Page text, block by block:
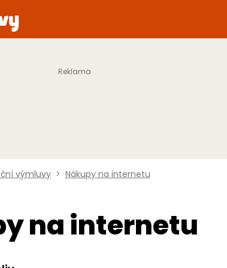
výmluvy > Nákupy na internetu
na internetu